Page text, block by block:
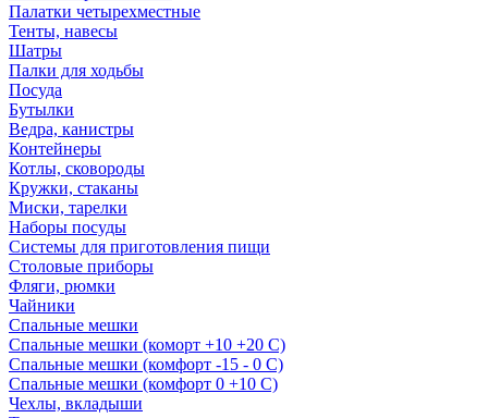
Палатки четырехместные
Тенты, навесы
Шатры
Палки для ходьбы
Посуда
Бутылки
Ведра, канистры
Контейнеры
Котлы, сковороды
Кружки, стаканы
Миски, тарелки
Наборы посуды
Системы для приготовления пищи
Столовые приборы
Фляги, рюмки
Чайники
Спальные мешки
Спальные мешки (коморт +10 +20 С)
Спальные мешки (комфорт -15 - 0 С)
Спальные мешки (комфорт 0 +10 С)
Чехлы, вкладыши